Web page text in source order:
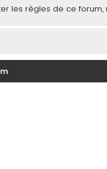
les règles de ce